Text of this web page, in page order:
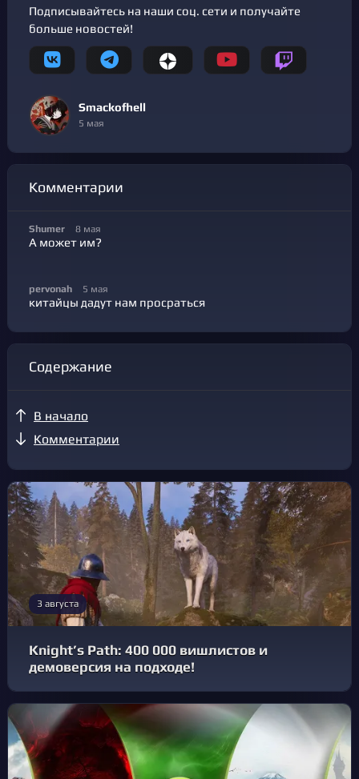
Подписывайтесь на наши соц. сети и получайте
больше новостей!
Smackofhell
5 мая
Комментарии
Shumer 8 мая
А может им?
pervonah 5 мая
китайцы дадут нам просраться
Содержание
В начало
Комментарии
3 августа
Knight’s Path: 400 000 вишлистов и
демоверсия на подходе!